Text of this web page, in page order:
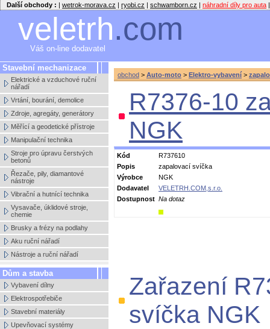
Další obchody : | wetrok-morava.cz | ryobi.cz | schwamborn.cz | náhradní díly pro auta |
veletrh.com
Váš on-line dodavatel
Stavební mechanizace
Elektrické a vzduchové ruční
nářadí
Vrtání, bourání, demolice
Zdroje, agregáty, generátory
Měřící a geodetické přístroje
Manipulační technika
Stroje pro úpravu čerstvých
betonů
Řezače, pily, diamantové
nástroje
Vibrační a hutnící technika
Vysavače, úklidové stroje,
chemie
Brusky a frézy na podlahy
Aku ruční nářadí
Nástroje a ruční nářadí
Dům a stavba
Vybavení dílny
Elektrospotřebiče
Stavební materiály
Upevňovací systémy
obchod > Auto-moto > Elektro-vybavení >
R7376-10
NGK
Kód
R737610
Popis
zapalovací svíčka
Výrobce
NGK
Dodavatel
VELETRH.COM,s.r.o.
Dostupnost Na dotaz
Zařazení
svíčka NGK